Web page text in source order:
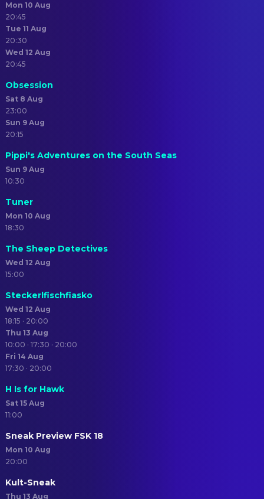
Mon 10 Aug
20:45
Tue 11 Aug
20:30
Wed 12 Aug
20:45
Obsession
Sat 8 Aug
23:00
Sun 9 Aug
20:15
Pippi's Adventures on the South Seas
Sun 9 Aug
10:30
Tuner
Mon 10 Aug
18:30
The Sheep Detectives
Wed 12 Aug
15:00
Steckerlfischfiasko
Wed 12 Aug
18:15 · 20:00
Thu 13 Aug
10:00 · 17:30 · 20:00
Fri 14 Aug
17:30 · 20:00
H Is for Hawk
Sat 15 Aug
11:00
Sneak Preview FSK 18
Mon 10 Aug
20:00
Kult-Sneak
Thu 13 Aug